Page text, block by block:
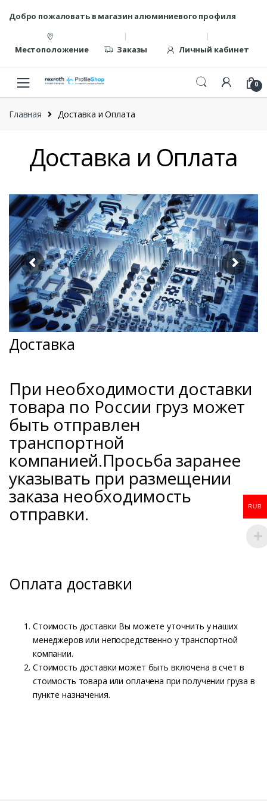
содержанию
Добро пожаловать в магазин алюминиевого профиля
Местоположение Заказы Личный кабинет
0
Главная Доставка и Оплата
Доставка и Оплата
Доставка
При необходимости доставки
товара по России груз может
быть отправлен
транспортной
компанией.Просьба заранее
указывать при размещении
заказа необходимость
отправки.
Оплата доставки
Стоимость доставки Вы можете уточнить у наших
менеджеров или непосредственно у транспортной
компании.
Стоимость доставки может быть включена в счет в
стоимость товара или оплачена при получении груза в
пункте назначения.
RUB